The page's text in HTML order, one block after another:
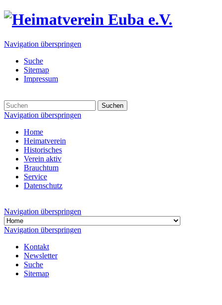
Navigation überspringen
Suche
Sitemap
Impressum
Suchen
Navigation überspringen
Home
Heimatverein
Historisches
Verein aktiv
Brauchtum
Service
Datenschutz
Navigation überspringen
Navigation überspringen
Kontakt
Newsletter
Suche
Sitemap